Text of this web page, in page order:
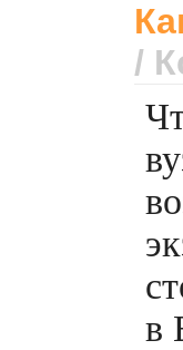
/
в